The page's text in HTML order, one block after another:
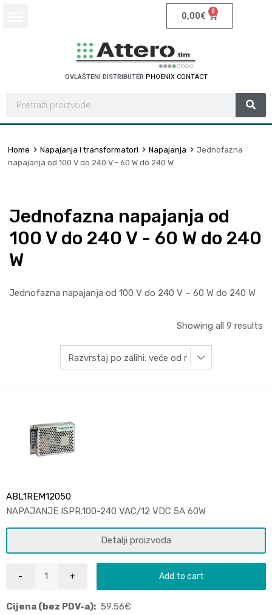
0,00€ 0
OVLAŠTENI DISTRIBUTER PHOENIX CONTACT
Home Napajanja i transformatori Napajanja
Jednofazna
napajanja od 100 V do 240 V - 60 W do 240 W
Jednofazna napajanja od
100 V do 240 V - 60 W do 240
W
Jednofazna napajanja od 100 V do 240 V – 60 W do 240 W
Showing all 9 results
ABL1REM12050
NAPAJANJE ISPR.100-240 VAC/12 VDC 5A 60W
Detalji proizvoda
Add to cart
Cijena (bez PDV-a): 59,56€